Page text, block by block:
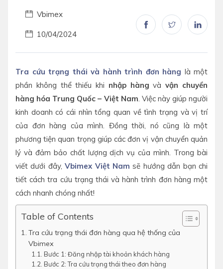
Vbimex
10/04/2024
Tra cứu trạng thái và hành trình đơn hàng là một
phần không thể thiếu khi nhập hàng và vận chuyển
hàng hóa Trung Quốc – Việt Nam. Việc này giúp người
kinh doanh có cái nhìn tổng quan về tình trạng và vị trí
của đơn hàng của mình. Đồng thời, nó cũng là một
phương tiện quan trọng giúp các đơn vị vận chuyển quản
lý và đảm bảo chất lượng dịch vụ của mình. Trong bài
viết dưới đây,Vbimex Việt Nam sẽ hướng dẫn bạn chi
tiết cách tra cứu trạng thái và hành trình đơn hàng một
cách nhanh chóng nhất!
Table of Contents
Tra cứu trạng thái đơn hàng qua hệ thống của
Vbimex
Bước 1: Đăng nhập tài khoản khách hàng
Bước 2: Tra cứu trạng thái theo đơn hàng